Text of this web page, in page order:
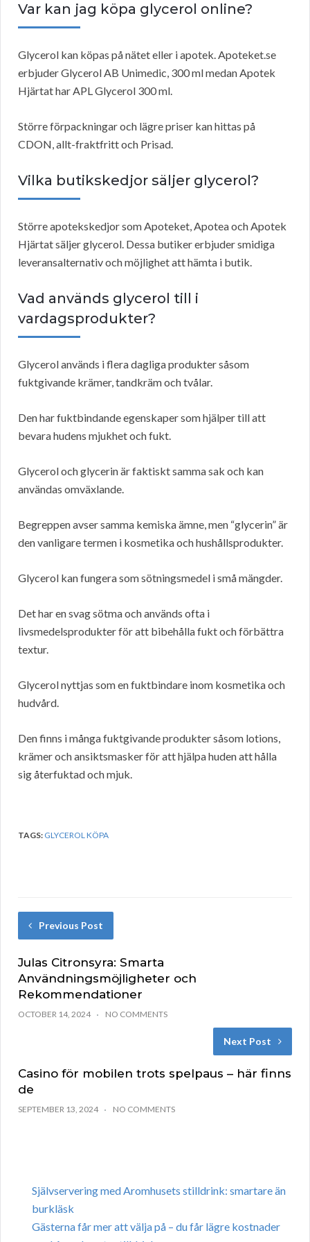
Var kan jag köpa glycerol online?
Glycerol kan köpas på nätet eller i apotek. Apoteket.se
erbjuder Glycerol AB Unimedic, 300 ml medan Apotek
Hjärtat har APL Glycerol 300 ml.
Större förpackningar och lägre priser kan hittas på
CDON, allt-fraktfritt och Prisad.
Vilka butikskedjor säljer glycerol?
Större apotekskedjor som Apoteket, Apotea och Apotek
Hjärtat säljer glycerol. Dessa butiker erbjuder smidiga
leveransalternativ och möjlighet att hämta i butik.
Vad används glycerol till i
vardagsprodukter?
Glycerol används i flera dagliga produkter såsom
fuktgivande krämer, tandkräm och tvålar.
Den har fuktbindande egenskaper som hjälper till att
bevara hudens mjukhet och fukt.
Glycerol och glycerin är faktiskt samma sak och kan
användas omväxlande.
Begreppen avser samma kemiska ämne, men “glycerin” är
den vanligare termen i kosmetika och hushållsprodukter.
Glycerol kan fungera som sötningsmedel i små mängder.
Det har en svag sötma och används ofta i
livsmedelsprodukter för att bibehålla fukt och förbättra
textur.
Glycerol nyttjas som en fuktbindare inom kosmetika och
hudvård.
Den finns i många fuktgivande produkter såsom lotions,
krämer och ansiktsmasker för att hjälpa huden att hålla
sig återfuktad och mjuk.
TAGS: GLYCEROL KÖPA
Previous Post
Julas Citronsyra: Smarta
Användningsmöjligheter och
Rekommendationer
OCTOBER 14, 2024 NO COMMENTS
Next Post
Casino för mobilen trots spelpaus – här finns
de
SEPTEMBER 13, 2024 NO COMMENTS
Självservering med Aromhusets stilldrink: smartare än
burkläsk
Gästerna får mer att välja på – du får lägre kostnader